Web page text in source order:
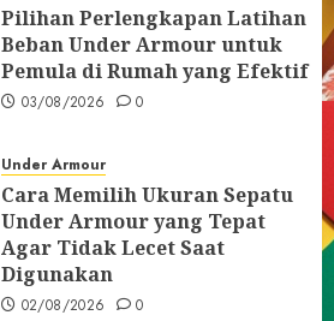
Pilihan Perlengkapan Latihan
Beban Under Armour untuk
Pemula di Rumah yang Efektif
03/08/2026 0
Under Armour
Cara Memilih Ukuran Sepatu
Under Armour yang Tepat
Agar Tidak Lecet Saat
Digunakan
02/08/2026 0